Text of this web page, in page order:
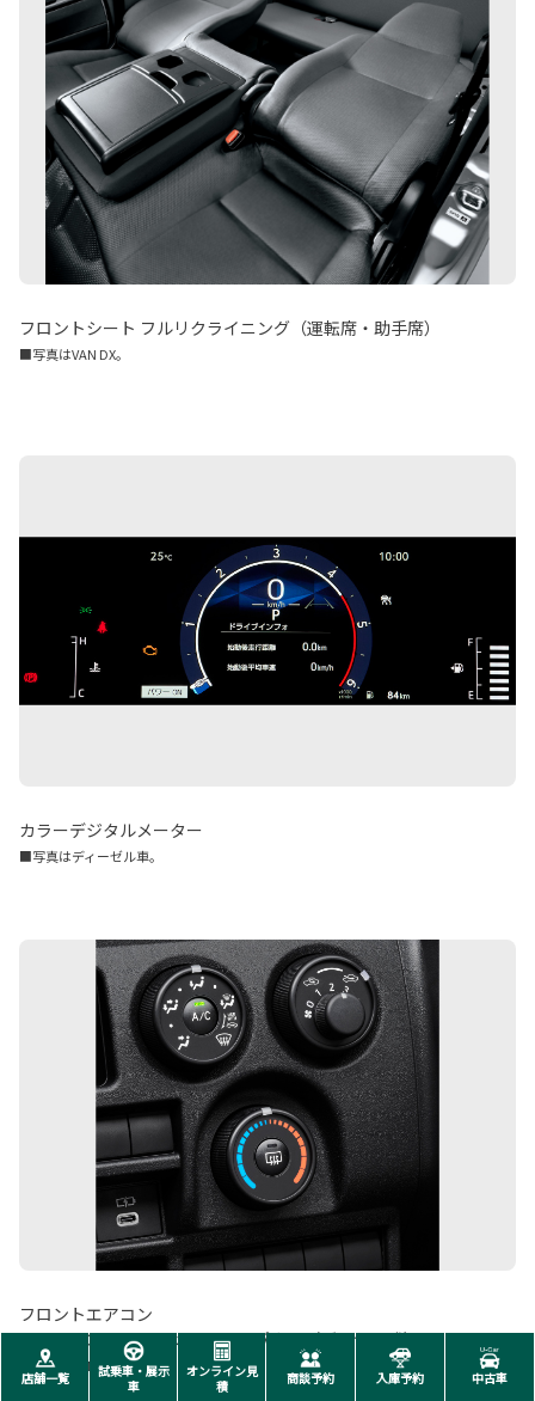
フロントシート フルリクライニング（運転席・助手席）
■写真はVAN DX。
カラーデジタルメーター
■写真はディーゼル車。
フロントエアコン
フロントエアコンコントロールパネル（ダイヤル式）
■写真はVAN DX。
店舗一覧
試乗車・展示
車
オンライン見
積
商談予約 入庫予約 中古車